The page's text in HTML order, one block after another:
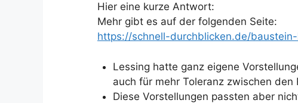
Hier eine kurze Antwort:
Mehr gibt es auf der folgenden Seite:
https://schnell-durchblicken.de/
Lessing hatte ganz eigene
auch für mehr Toleranz zwischen den
Diese Vorstellungen passten aber